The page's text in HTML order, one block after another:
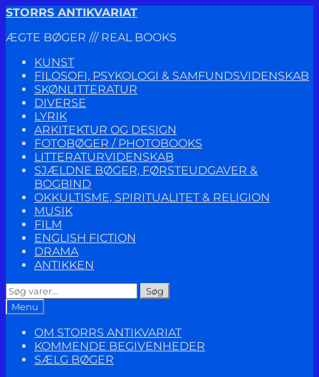
Spring
navigation
Spring
indhold
STORRS ANTIKVARIAT
ÆGTE BØGER /// REAL BOOKS
KUNST
FILOSOFI, PSYKOLOGI & SAMFUNDSVIDENSKAB
SKØNLITTERATUR
DIVERSE
LYRIK
ARKITEKTUR OG DESIGN
FOTOBØGER / PHOTOBOOKS
LITTERATURVIDENSKAB
SJÆLDNE BØGER, FØRSTEUDGAVER &
BOGBIND
OKKULTISME, SPIRITUALITET & RELIGION
MUSIK
FILM
ENGLISH FICTION
DRAMA
ANTIKKEN
Søg
efter:
Søg
Menu
OM STORRS ANTIKVARIAT
KOMMENDE BEGIVENHEDER
SÆLG BØGER